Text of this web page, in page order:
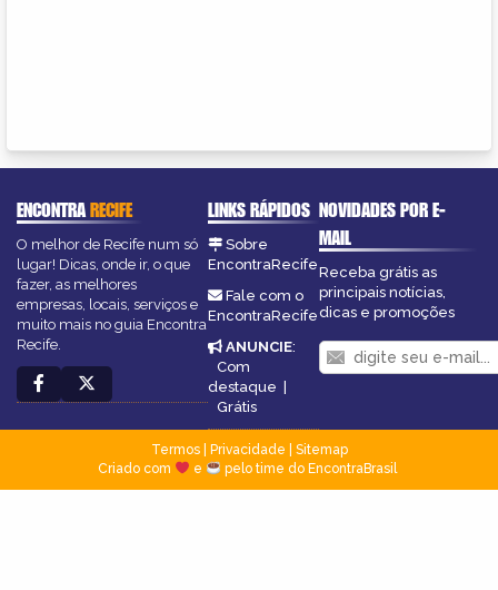
ENCONTRARECIFE
O melhor de Recife num só
lugar! Dicas, onde ir, o que
fazer, as melhores
empresas, locais, serviços e
muito mais no guia Encontra
Recife.
LINKS RÁPIDOS
Sobre
EncontraRecife
Fale com o
EncontraRecife
ANUNCIE:
Com
destaque |
Grátis
NOVIDADES POR E-
MAIL
Receba grátis as
principais notícias,
dicas e promoções
Termos| Privacidade
Sitemap
Criado com
e pelo time do EncontraBrasil